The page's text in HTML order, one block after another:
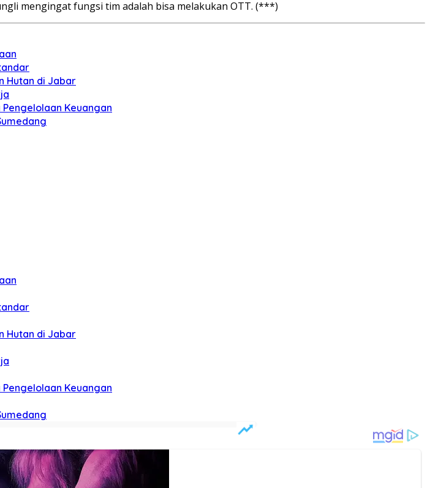
mengingat fungsi tim adalah bisa melakukan OTT. (***)
Hutan di Jabar
Pengelolaan Keuangan
Hutan di Jabar
Pengelolaan Keuangan